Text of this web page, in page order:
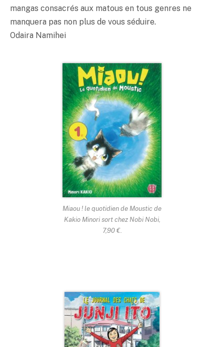
mangas consacrés aux matous en tous genres ne
manquera pas non plus de vous séduire.
Odaira Namihei
Miaou ! le quotidien de Moustic de
Kakio Minori sort chez Nobi Nobi,
7,90 €.